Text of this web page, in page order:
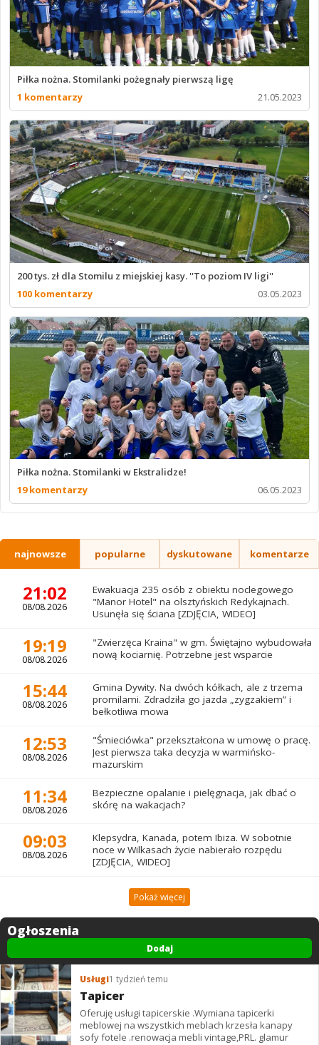
Piłka nożna. Stomilanki pożegnały pierwszą ligę
1 komentarzy
21.05.2023
200 tys. zł dla Stomilu z miejskiej kasy. ''To poziom IV ligi''
100 komentarzy
03.05.2023
Piłka nożna. Stomilanki w Ekstralidze!
19 komentarzy
06.05.2023
najnowsze popularne dyskutowane komentarze
21:02
08/08.2026
Ewakuacja 235 osób z obiektu noclegowego
"Manor Hotel" na olsztyńskich Redykajnach.
Usunęła się ściana [ZDJĘCIA, WIDEO]
19:19
08/08.2026
"Zwierzęca Kraina" w gm. Świętajno wybudowała
nową kociarnię. Potrzebne jest wsparcie
15:44
08/08.2026
Gmina Dywity. Na dwóch kółkach, ale z trzema
promilami. Zdradziła go jazda „zygzakiem” i
bełkotliwa mowa
12:53
08/08.2026
"Śmieciówka" przekształcona w umowę o pracę.
Jest pierwsza taka decyzja w warmińsko-
mazurskim
11:34
08/08.2026
Bezpieczne opalanie i pielęgnacja, jak dbać o
skórę na wakacjach?
09:03
08/08.2026
Klepsydra, Kanada, potem Ibiza. W sobotnie
noce w Wilkasach życie nabierało rozpędu
[ZDJĘCIA, WIDEO]
Pokaż więcej
Ogłoszenia
Dodaj
Usługi1 tydzień temu
Tapicer
Oferuję usługi tapicerskie .Wymiana tapicerki
meblowej na wszystkich meblach krzesła kanapy
sofy fotele .renowacja mebli vintage,PRL. glamur